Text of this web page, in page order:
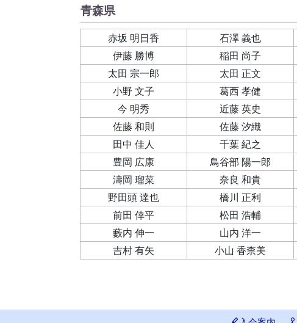
青森県
赤坂 明日香 石澤 義也
伊藤 勝博
稲田 尚子
太田 宗一郎
太田 正文
小野 文子
葛西 孝健
今 明秀
近藤 英史
佐藤 和則
佐藤 汐織
田中 佳人
千葉 紀之
豊岡 広康
鳥谷部 陽一郎
濤岡 瑠菜
奈良 和貴
野田頭 達也
橋川 正利
前田 倖平
松田 浩輔
藪内 伸一
山内 洋一
吉村 有矢
小山 香柰美